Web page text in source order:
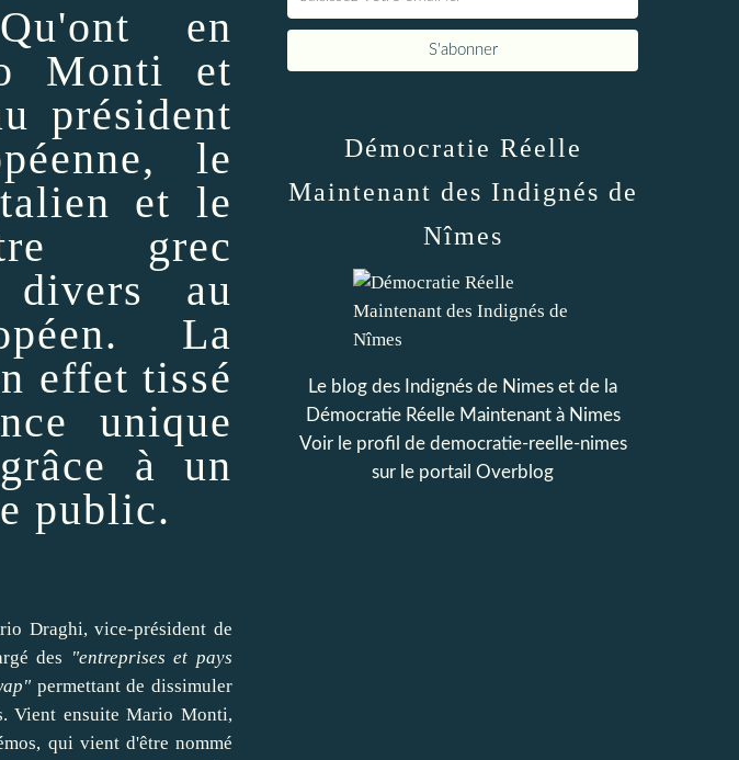
en
Monti et
président
le
et le
grec
divers au
La
effet tissé
unique
à un
public.
Draghi, vice-président de
des "entreprises et pays
permettant de dissimuler
Vient ensuite Mario Monti,
qui vient d'être nommé
Démocratie Réelle
Maintenant des Indignés de
Nîmes
Le blog des Indignés de Nimes et de la
Démocratie Réelle Maintenant à Nimes
Voir le profil de democratie-reelle-nimes
sur le portail Overblog